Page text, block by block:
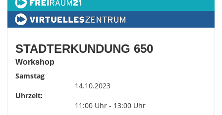
STADTERKUNDUNG 650
Workshop
Samstag
14.10.2023
Uhrzeit:
11:00 Uhr - 13:00 Uhr